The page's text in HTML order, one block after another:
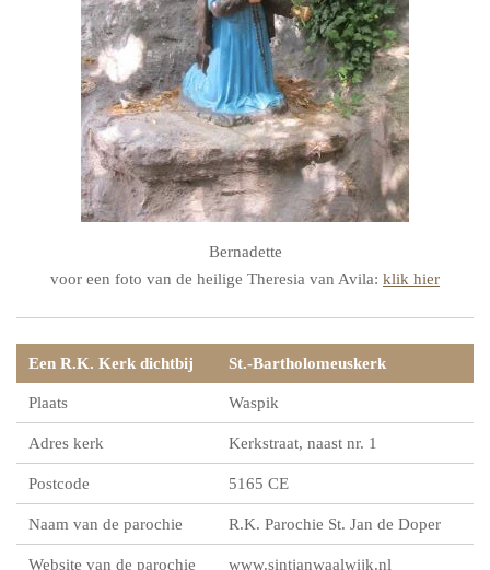
Bernadette
voor een foto van de heilige Theresia van Avila: klik hier
Een R.K. Kerk dichtbij St.-Bartholomeuskerk
Plaats Waspik
Adres kerk Kerkstraat, naast nr. 1
Postcode 5165 CE
Naam van de parochie R.K. Parochie St. Jan de Doper
Website van de parochie www.sintjanwaalwijk.nl